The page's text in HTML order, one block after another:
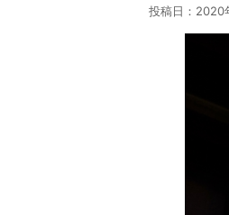
投稿日： 2020